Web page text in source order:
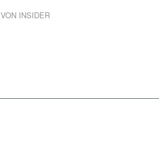
VON INSIDER